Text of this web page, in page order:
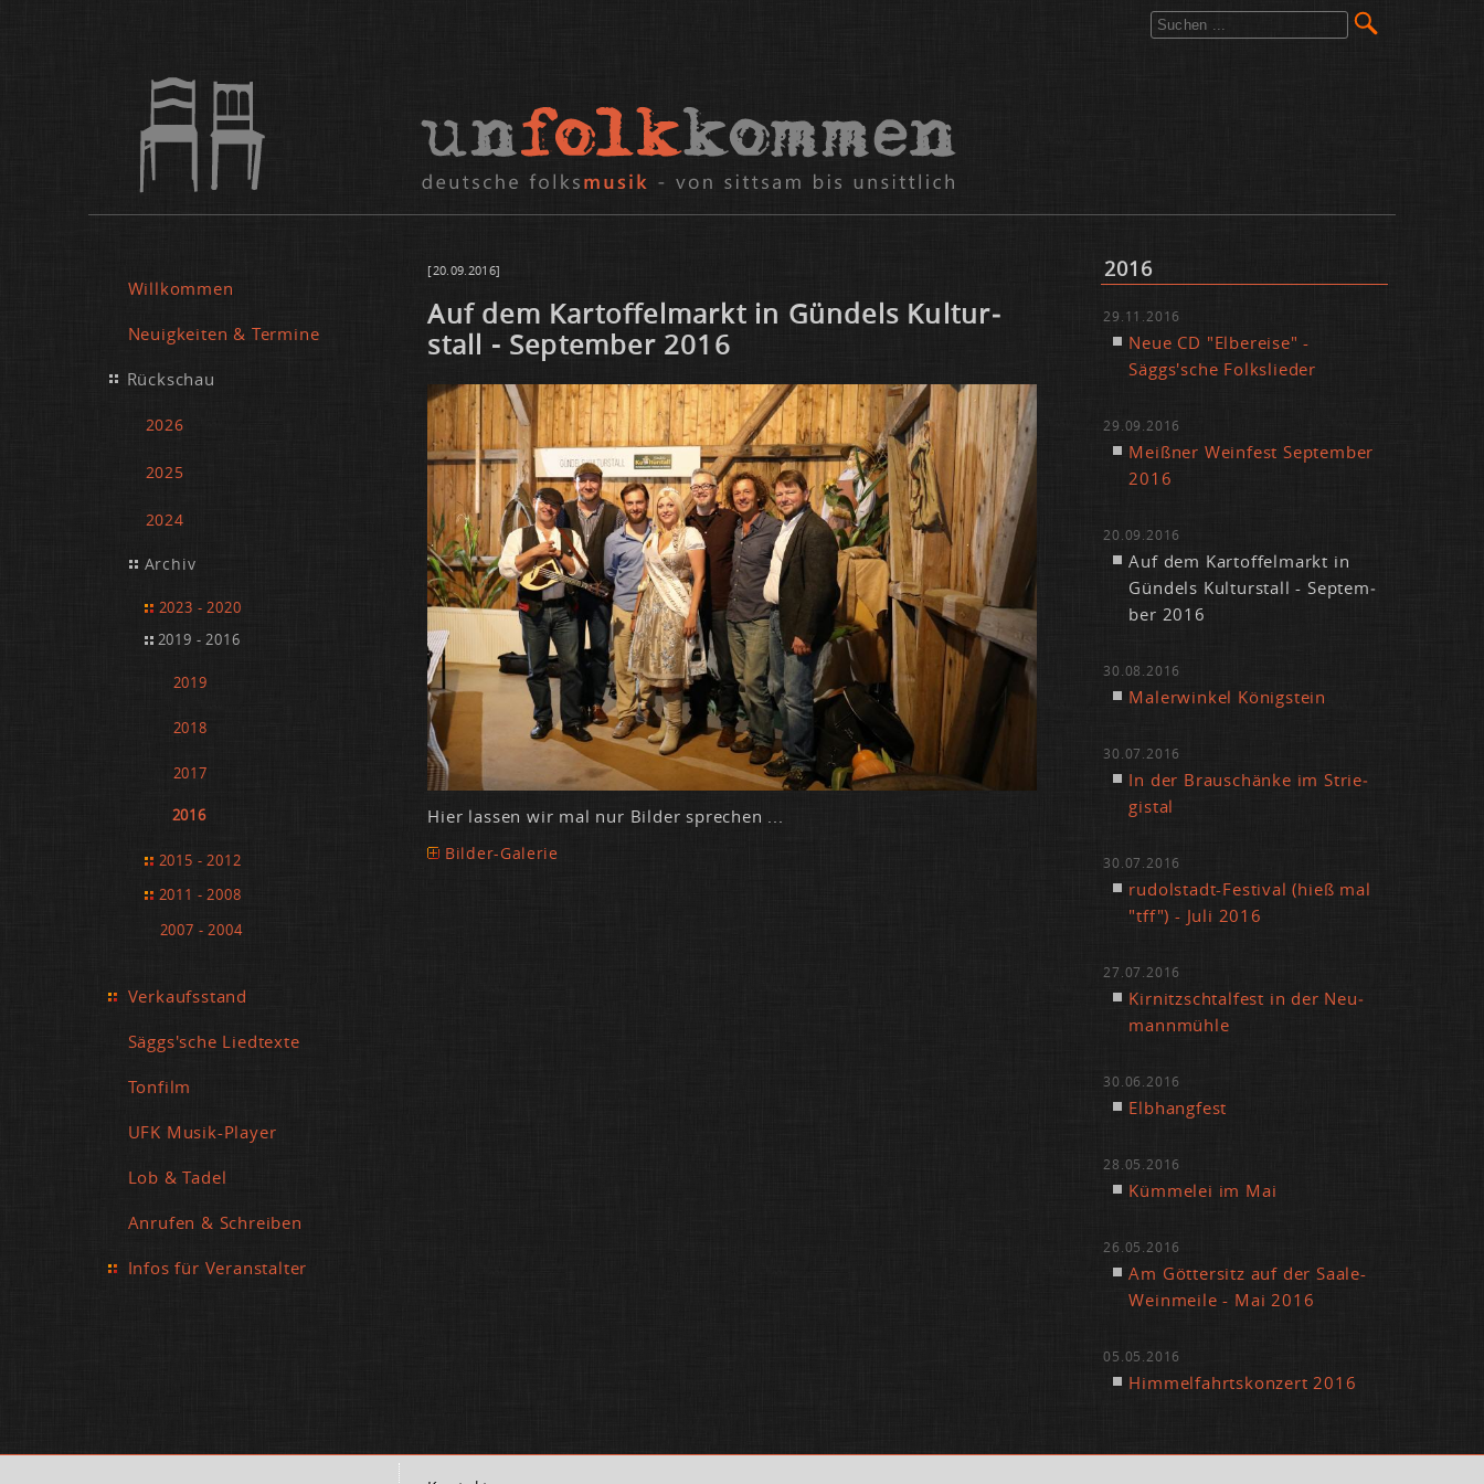
Willkommen
Neuigkeiten & Termine
Rückschau
2026
2025
2024
Archiv
2023 - 2020
2019 - 2016
2019
2018
2017
2016
2015 - 2012
2011 - 2008
2007 - 2004
Verkaufsstand
Säggs'sche Liedtexte
Tonfilm
UFK Musik-Player
Lob & Tadel
Anrufen & Schreiben
Infos für Veranstalter
[20.09.2016]
Auf dem Kar­tof­fel­markt in Gün­dels Kul­tur­
stall - Sep­tem­ber 2016
Hier las­sen wir mal nur Bil­der spre­chen ...
Bilder-Galerie
2016
29.11.2016
Neue CD "El­be­rei­se" -
Säggs'sche Folk­s­lie­der
29.09.2016
Meiß­ner Wein­fest Sep­tem­ber
2016
20.09.2016
Auf dem Kar­tof­fel­markt in
Gün­dels Kul­tur­stall - Sep­tem­
ber 2016
30.08.2016
Ma­ler­win­kel Kö­nig­stein
30.07.2016
In der Brau­schän­ke im Strie­
gi­s­tal
30.07.2016
ru­dol­stadt-Fes­ti­val (hieß mal
"tff") - Ju­li 2016
27.07.2016
Kir­nitzsch­tal­fest in der Neu­
mann­müh­le
30.06.2016
Elb­hang­fest
28.05.2016
Küm­me­lei im Mai
26.05.2016
Am Göt­ter­sitz auf der Saa­le-
Wein­mei­le - Mai 2016
05.05.2016
Him­mel­fahrts­kon­zert 2016